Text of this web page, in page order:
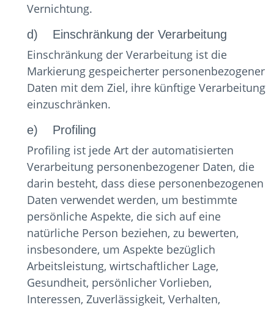
Vernichtung.
d) Einschränkung der Verarbeitung
Einschränkung der Verarbeitung ist die
Markierung gespeicherter personenbezogener
Daten mit dem Ziel, ihre künftige Verarbeitung
einzuschränken.
e) Profiling
Profiling ist jede Art der automatisierten
Verarbeitung personenbezogener Daten, die
darin besteht, dass diese personenbezogenen
Daten verwendet werden, um bestimmte
persönliche Aspekte, die sich auf eine
natürliche Person beziehen, zu bewerten,
insbesondere, um Aspekte bezüglich
Arbeitsleistung, wirtschaftlicher Lage,
Gesundheit, persönlicher Vorlieben,
Interessen, Zuverlässigkeit, Verhalten,